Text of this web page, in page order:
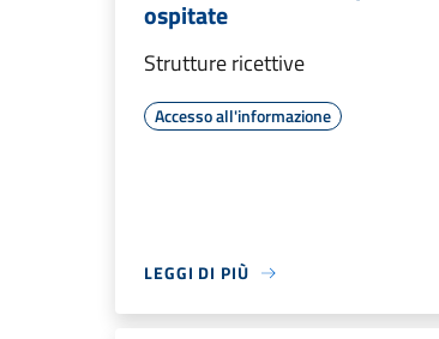
ospitate
Strutture ricettive
Accesso all'informazione
LEGGI DI PIÙ